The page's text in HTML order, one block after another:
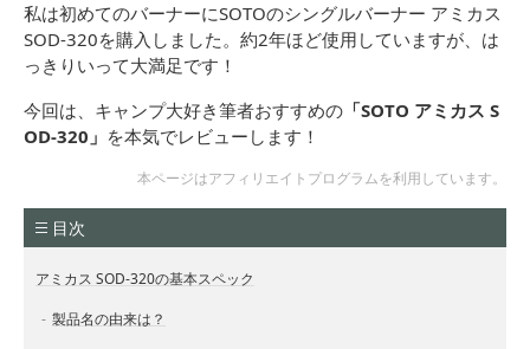
私は初めてのバーナーにSOTOのシングルバーナー アミカス
SOD-320を購入しました。約2年ほど使用していますが、は
っきりいって大満足です！
今回は、キャンプ大好き筆者おすすめの 「SOTO アミカス S
OD-320」 を本気でレビューします！
本ページはアフィリエイトプログラムを利用しています。
目次
アミカス SOD-320の基本スペック
製品名の由来は？